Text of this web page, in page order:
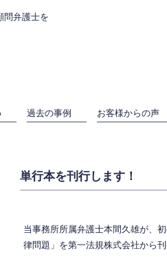
問弁護士を
過去の事例 お客様からの声
単行本を刊行します！
当事務所所属弁護士本間久雄が、
律問題」を第一法規株式会社から刊